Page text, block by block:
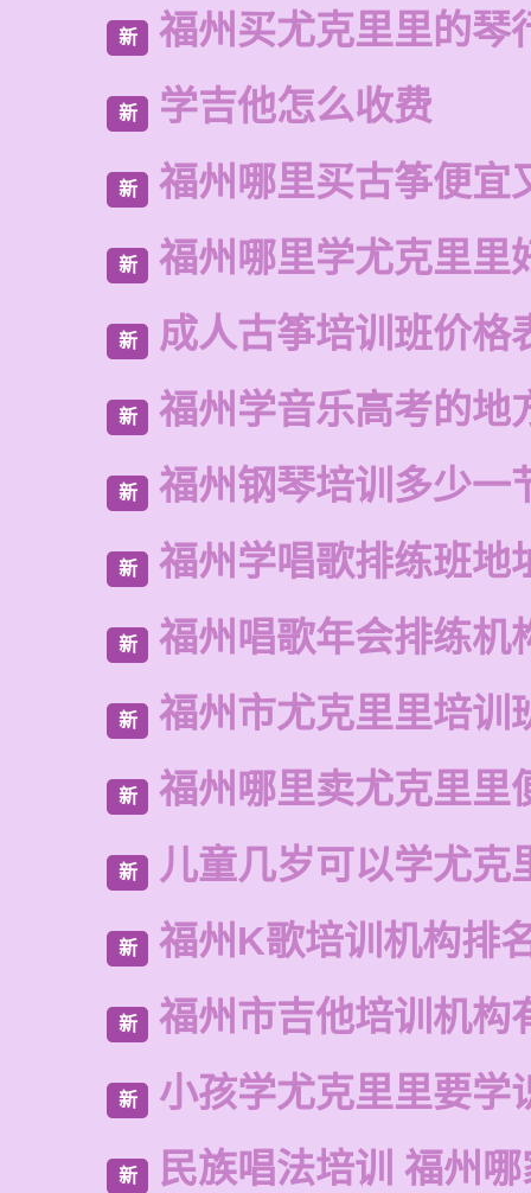
新 福州买尤克里里的琴
新 学吉他怎么收费
新 福州哪里买古筝便宜
新 福州哪里学尤克里里
新 成人古筝培训班价格
新 福州学音乐高考的地
新 福州钢琴培训多少一
新 福州学唱歌排练班地
新 福州唱歌年会排练机
新 福州市尤克里里培训
新 福州哪里卖尤克里里
新 儿童几岁可以学尤克
新 福州K歌培训机构排
新 福州市吉他培训机构
新 小孩学尤克里里要学
新 民族唱法培训 福州